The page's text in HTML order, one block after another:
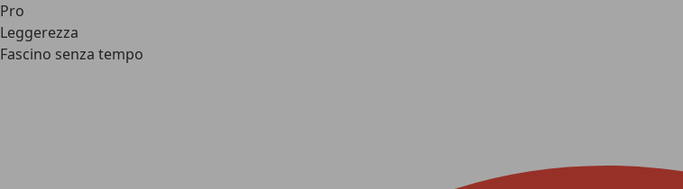
Pro
Leggerezza
Fascino senza tempo